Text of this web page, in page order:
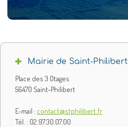
Mairie de Saint-Philibert
Place des 3 Otages
56470 Saint-Philibert
E-mail : contact@stphilibert.fr
Tél. : 02.97.30.07.00